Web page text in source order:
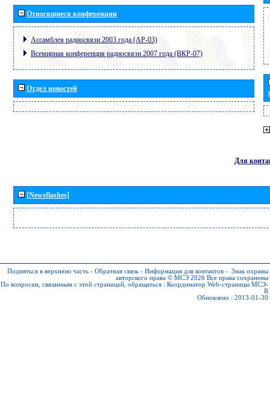
Относящиеся конференции
Ассамблея радиосвязи 2003 года (АР-03)
Всемирная конференция радиосвязи 2007 года (ВКР-07)
Отдел новостей
Для
[Newsflashes]
Подняться в верхнюю часть - Обратная связь - Информация для контактов - Знак охраны
авторского права © МСЭ 2026 Все права сохранены
По вопросам, связанным с этой страницей, обращаться : Координатор Web-страницы МСЭ-
R
Обновлено : 2013-01-30